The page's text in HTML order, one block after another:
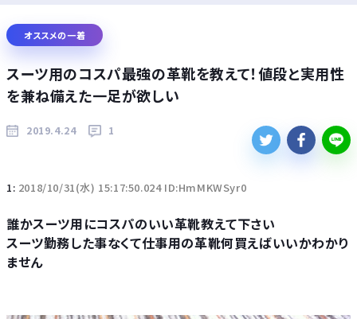
オススメの一着
スーツ用のコスパ最強の革靴を教えて！値段と実用性
を兼ね備えた一足が欲しい
2019.4.24 1
1: 2018/10/31(水) 15:17:50.024 ID:HmMKWSyr0
誰かスーツ用にコスパのいい革靴教えて下さい
スーツ勤務した事なくて仕事用の革靴何買えばいいかわかり
ません